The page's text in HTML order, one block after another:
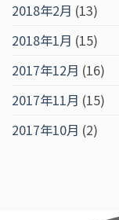
2018年2月 (13)
2018年1月 (15)
2017年12月 (16)
2017年11月 (15)
2017年10月 (2)